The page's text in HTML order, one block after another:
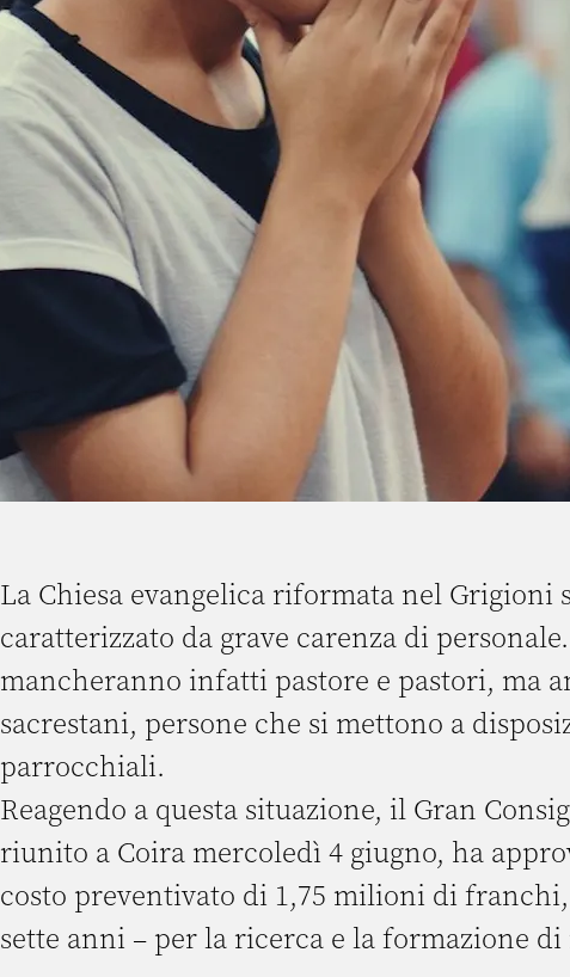
La Chiesa evangelica riformata nel Grigioni
caratterizzato da grave carenza di
mancheranno infatti pastore e pastori, ma
sacrestani, persone che si mettono a
parrocchiali.
Reagendo a questa situazione, il Gran
riunito a Coira mercoledì 4 giugno, ha
costo preventivato di 1,75 milioni di
sette anni – per la ricerca e la formazione di